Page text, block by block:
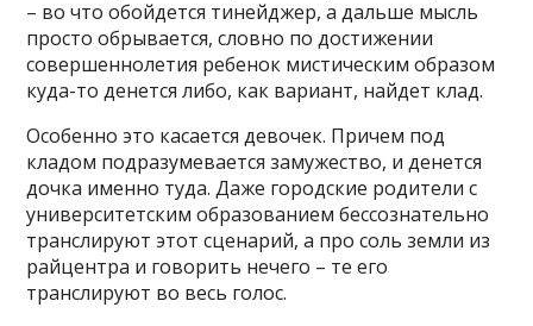
– во что обойдется тинейджер, а дальше мысль
просто обрывается, словно по достижении
совершеннолетия ребенок мистическим образом
куда-то денется либо, как вариант, найдет клад.
Особенно это касается девочек. Причем под
кладом подразумевается замужество, и денется
дочка именно туда. Даже городские родители с
университетским образованием бессознательно
транслируют этот сценарий, а про соль земли из
райцентра и говорить нечего – те его
транслируют во весь голос.